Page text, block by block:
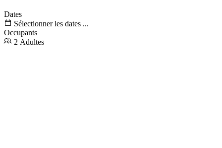
Dates
Sélectionner les dates ...
Occupants
2 Adultes